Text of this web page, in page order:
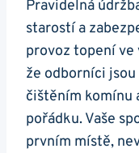
Pravidelná
starostí a
provoz topení ve
že odborníci
čištěním komínu
pořádku. Vaše
prvním místě,